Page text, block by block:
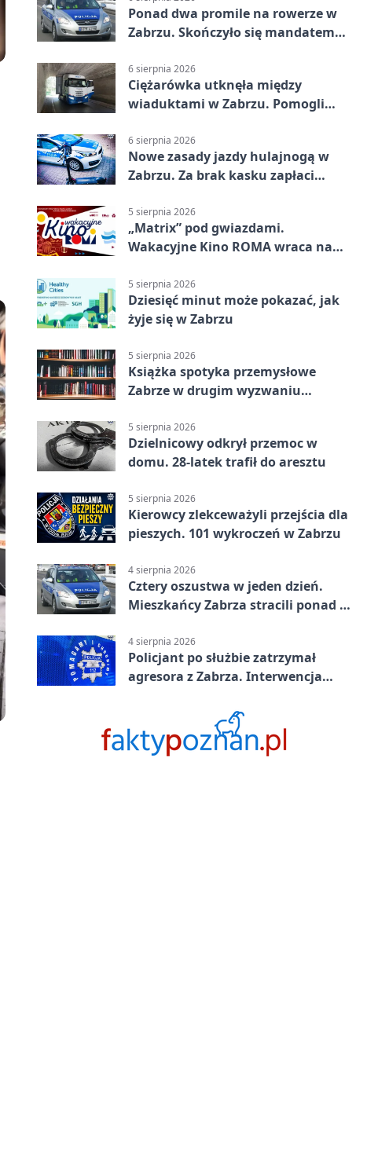
Ponad dwa promile na rowerze w
Zabrzu. Skończyło się mandatem
6 sierpnia 2026
Ciężarówka utknęła między
wiaduktami w Zabrzu. Pomogli
6 sierpnia 2026
Nowe zasady jazdy hulajnogą w
Zabrzu. Za brak kasku zapłaci
5 sierpnia 2026
„Matrix” pod gwiazdami.
Wakacyjne Kino ROMA wraca na
5 sierpnia 2026
Dziesięć minut może pokazać, jak
żyje się w Zabrzu
5 sierpnia 2026
Książka spotyka przemysłowe
Zabrze w drugim wyzwaniu
5 sierpnia 2026
Dzielnicowy odkrył przemoc w
domu. 28-latek trafił do aresztu
5 sierpnia 2026
Kierowcy zlekceważyli przejścia dla
pieszych. 101 wykroczeń w Zabrzu
4 sierpnia 2026
Cztery oszustwa w jeden dzień.
Mieszkańcy Zabrza stracili ponad 6
4 sierpnia 2026
Policjant po służbie zatrzymał
agresora z Zabrza. Interwencja